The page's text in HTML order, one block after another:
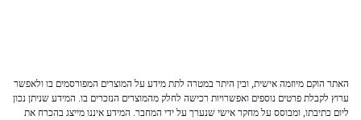
האתר הוקם מיוזמה אישית, ובין היתר במטרה לתת מידע על המוצרים המפורסמים בו ולאפשר
ערוץ לקבלת פרטים נוספים ואפשרויות רכישה לחלק מהמוצרים הנזכרים בו. המידע שניתן נכון
ליום כתיבתו, ומבוסס על מחקר אישי שנערך על ידי המחבר. המידע איננו מייצג בהכרח את